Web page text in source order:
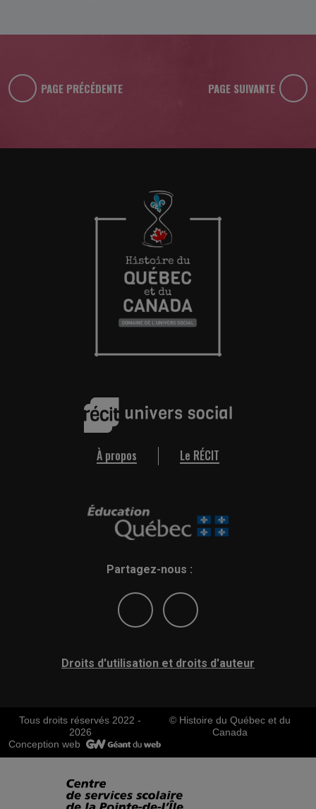
PAGE PRÉCÉDENTE PAGE SUIVANTE
À propos Le RÉCIT
Partagez-nous :
Droits d'utilisation et droits d'auteur
Tous droits réservés 2022 -
2026
© Histoire du Québec et du
Canada
Conception web